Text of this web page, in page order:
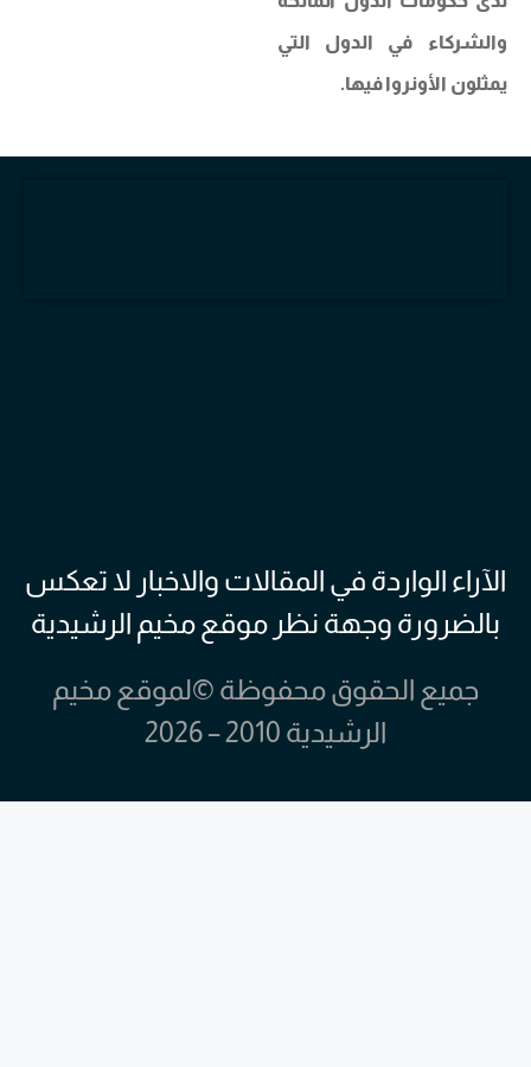
والشركاء في الدول التي
يمثلون الأونروا فيها.
الآراء الواردة في المقالات والاخبار لا تعكس
بالضرورة وجهة نظر موقع مخيم الرشيدية
جميع الحقوق محفوظة ©لموقع مخيم
الرشيدية 2010 – 2026